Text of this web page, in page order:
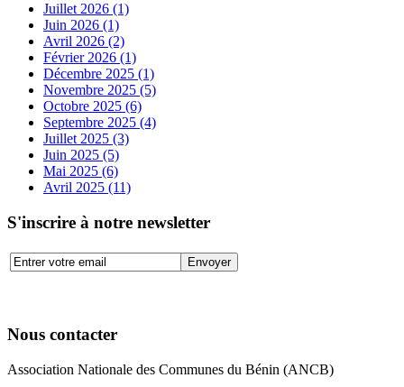
Juillet 2026 (1)
Juin 2026 (1)
Avril 2026 (2)
Février 2026 (1)
Décembre 2025 (1)
Novembre 2025 (5)
Octobre 2025 (6)
Septembre 2025 (4)
Juillet 2025 (3)
Juin 2025 (5)
Mai 2025 (6)
Avril 2025 (11)
S'inscrire à notre newsletter
Nous contacter
Association Nationale des Communes du Bénin (ANCB)